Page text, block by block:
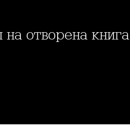
на отворена книга